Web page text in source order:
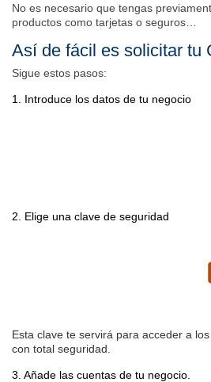
No es necesario que tengas
productos como tarjetas o seguros…
Así de fácil es solicitar tu
Sigue estos pasos:
1. Introduce los datos de tu negocio
2. Elige una clave de seguridad
Esta clave te servirá para acceder a
con total seguridad.
3. Añade las cuentas de tu negocio.